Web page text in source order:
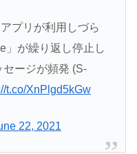
プリが利用しづら
」が繰り返し停止し
ージが頻発 (S-
t.co/XnPlgd5kGw
22, 2021